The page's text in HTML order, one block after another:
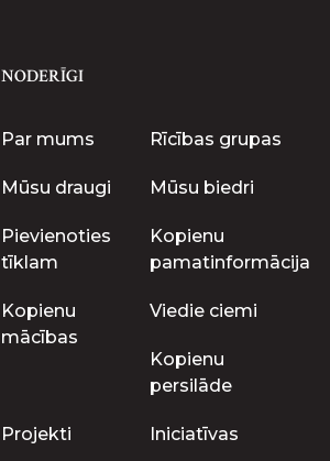
NODERĪGI
Par mums Rīcības grupas
Mūsu draugi Mūsu biedri
Pievienoties
tīklam
Kopienu
pamatinformācija
Kopienu
mācības
Viedie ciemi
Kopienu
persilāde
Projekti Iniciatīvas